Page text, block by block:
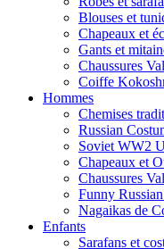
Blouses et
Chapeaux et
Gants et
Chaussures
Coiffe
Hommes
Chemises
Russian
Soviet WW2
Chapeaux et
Chaussures
Funny
Nagaikas de
Enfants
Sarafans et